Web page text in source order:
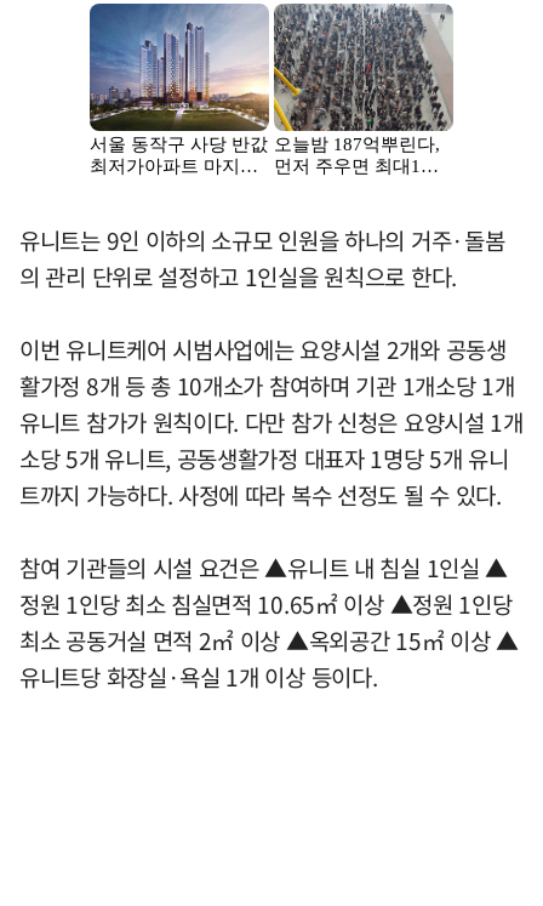
유니트는 9인 이하의 소규모 인원을 하나의 거주·돌봄
의 관리 단위로 설정하고 1인실을 원칙으로 한다.
이번 유니트케어 시범사업에는 요양시설 2개와 공동생
활가정 8개 등 총 10개소가 참여하며 기관 1개소당 1개
유니트 참가가 원칙이다. 다만 참가 신청은 요양시설 1개
소당 5개 유니트, 공동생활가정 대표자 1명당 5개 유니
트까지 가능하다. 사정에 따라 복수 선정도 될 수 있다.
참여 기관들의 시설 요건은 ▲유니트 내 침실 1인실 ▲
정원 1인당 최소 침실면적 10.65㎡ 이상 ▲정원 1인당
최소 공동거실 면적 2㎡ 이상 ▲옥외공간 15㎡ 이상 ▲
유니트당 화장실·욕실 1개 이상 등이다.